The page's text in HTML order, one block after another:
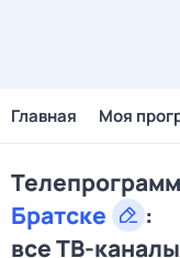
Главная Моя
Братске
:
все ТВ-каналы